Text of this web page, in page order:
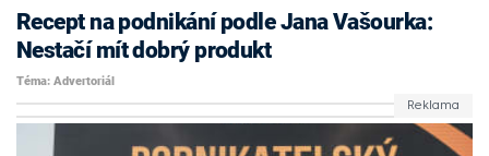
Recept na podnikání podle Jana Vašourka:
Nestačí mít dobrý produkt
Téma: Advertoriál